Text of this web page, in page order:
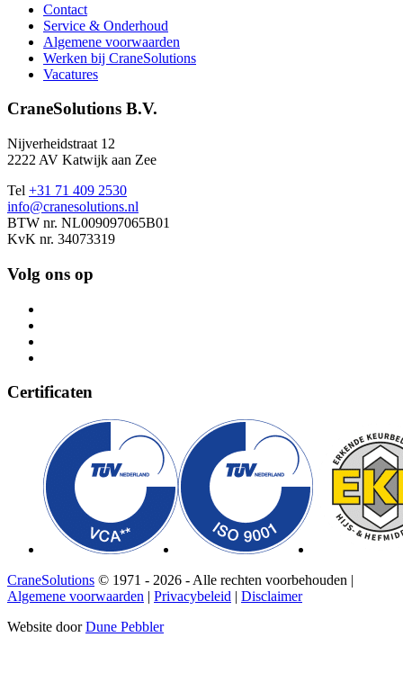
Contact
Service & Onderhoud
Algemene voorwaarden
Werken bij CraneSolutions
Vacatures
CraneSolutions B.V.
Nijverheidstraat 12
2222 AV Katwijk aan Zee
Tel +31 71 409 2530
info@cranesolutions.nl
BTW nr. NL009097065B01
KvK nr. 34073319
Volg ons op
Certificaten
CraneSolutions © 1971 - 2026 - Alle rechten voorbehouden |
Algemene voorwaarden | Privacybeleid | Disclaimer
Website doorDune Pebbler